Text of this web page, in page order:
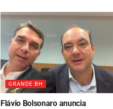
GRANDE BH
Flávio Bolsonaro anuncia